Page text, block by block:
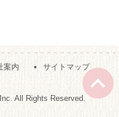
案内 サイトマップ
All Rights Reserved.